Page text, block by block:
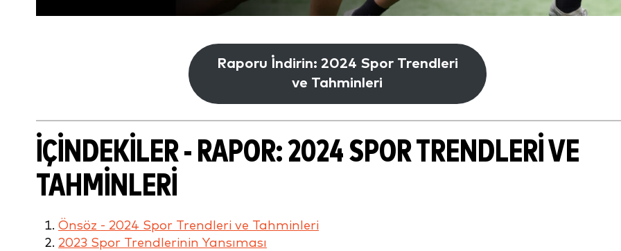
Raporu İndirin: 2024 Spor Trendleri
ve Tahminleri
İÇINDEKILER - RAPOR: 2024 SPOR TRENDLERI VE
TAHMINLERI
Önsöz - 2024 Spor Trendleri ve Tahminleri
2023 Spor Trendlerinin Yansıması